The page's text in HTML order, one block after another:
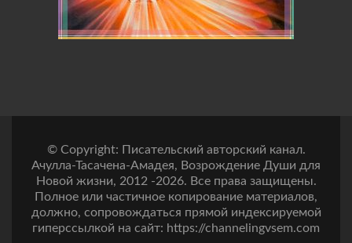
© Copyright: Писательский авторский канал.
Ачулла-Тасачена-Амадея, Возрождение Души для
Новой жизни, 2012 -2026. Все права защищены.
Полное или частичное копирование материалов,
должно, сопровождаться прямой индексируемой
гиперссылкой на сайт: https://channelingvsem.com